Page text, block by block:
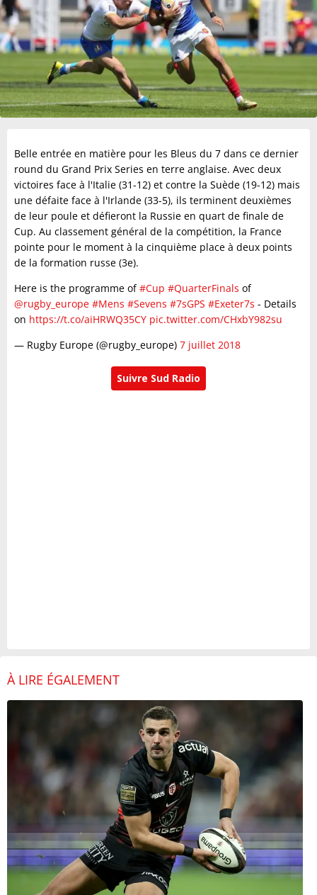
Belle entrée en matière pour les Bleus du 7 dans ce dernier
round du Grand Prix Series en terre anglaise. Avec deux
victoires face à l'Italie (31-12) et contre la Suède (19-12) mais
une défaite face à l'Irlande (33-5), ils terminent deuxièmes
de leur poule et défieront la Russie en quart de finale de
Cup. Au classement général de la compétition, la France
pointe pour le moment à la cinquième place à deux points
de la formation russe (3e).
Here is the programme of#Cup #QuarterFinals of
@rugby_europe #Mens #Sevens #7sGPS #Exeter7s - Details
on https://t.co/aiHRWQ35CY pic.twitter.com/CHxbY982su
— Rugby Europe (@rugby_europe) 7 juillet 2018
Suivre Sud Radio
À LIRE ÉGALEMENT